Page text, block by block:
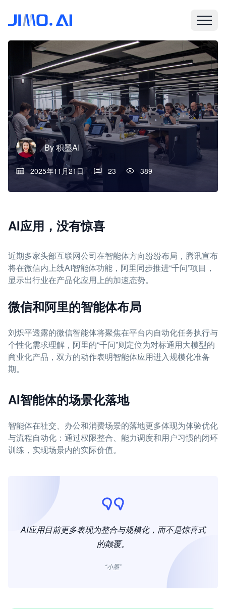
By积墨AI
2025年11月21日 23 389
AI应用，没有惊喜
近期多家头部互联网公司在智能体方向纷纷布局，腾讯宣布
将在微信内上线AI智能体功能，阿里同步推进“千问”项目，
显示出行业在产品化应用上的加速态势。
微信和阿里的智能体布局
刘炽平透露的微信智能体将聚焦在平台内自动化任务执行与
个性化需求理解，阿里的“千问”则定位为对标通用大模型的
商业化产品，双方的动作表明智能体应用进入规模化准备
期。
AI智能体的场景化落地
智能体在社交、办公和消费场景的落地更多体现为体验优化
与流程自动化：通过权限整合、能力调度和用户习惯的闭环
训练，实现场景内的实际价值。
AI应用目前更多表现为整合与规模化，而不是惊喜式
的颠覆。
“小墨”